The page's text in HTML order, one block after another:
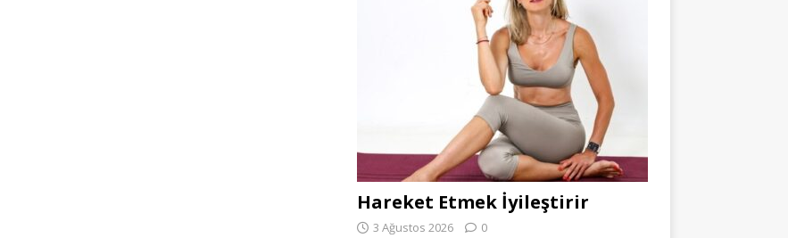
Hareket Etmek İyileştirir
3 Ağustos 2026 0